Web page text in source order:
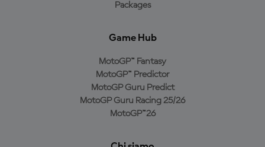
Packages
Game Hub
MotoGP™ Fantasy
MotoGP™ Predictor
MotoGP Guru Predict
MotoGP Guru Racing 25/26
MotoGP™26